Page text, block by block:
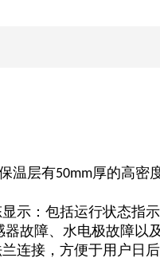
温层有50mm厚的高密
示：包括运行状态指
故障、水电极故障以
连接，方便于用户日后